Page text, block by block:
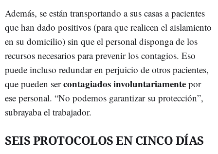
Además, se están transportando a sus casas a pacientes
que han dado positivos (para que realicen el aislamiento
en su domicilio) sin que el personal disponga de los
recursos necesarios para prevenir los contagios. Eso
puede incluso redundar en perjuicio de otros pacientes,
que pueden sercontagiados involuntariamente por
ese personal. “No podemos garantizar su protección”,
subrayaba el trabajador.
SEIS PROTOCOLOS EN CINCO DÍAS